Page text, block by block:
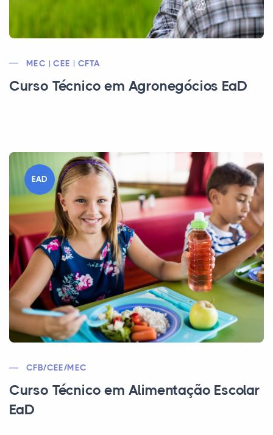
MEC | CEE | CFTA
Curso Técnico em Agronegócios EaD
EAD
CFB/CEE/MEC
Curso Técnico em Alimentação Escolar
EaD